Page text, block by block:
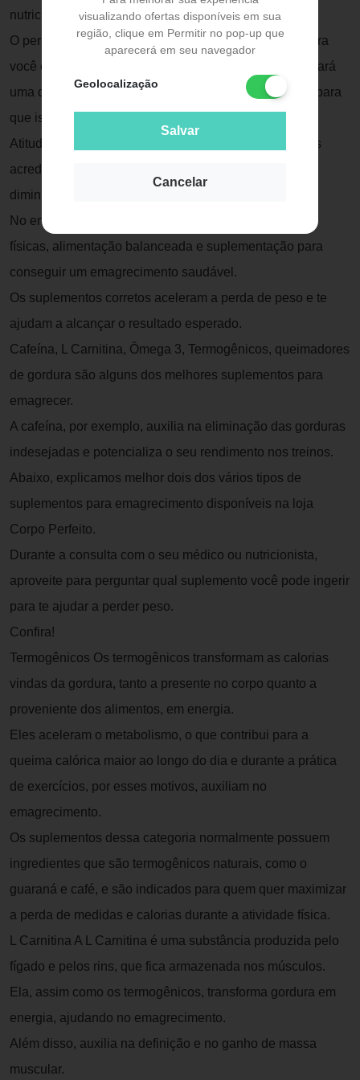
visualizando ofertas disponíveis em sua
região, clique em Permitir no pop-up que
aparecerá em seu navegador
Geolocalização
Salvar
Cancelar
nutricionistas.
O personal trainer irá montar o treino mais eficiente para
você emagrecer e, em paralelo, o nutricionista organizará
uma dieta equilibrada, com os nutrientes necessários para
que isso ocorra com saúde e sem passar fome.
Atitudes que ajudam o emagrecimento Muitas pessoas
acreditam que para emagrecer é necessário apenas
diminuir a quantidade de calorias que consomem.
No entanto, o correto é combinar prática de atividades
físicas, alimentação balanceada e suplementação para
conseguir um emagrecimento saudável.
Os suplementos corretos aceleram a perda de peso e te
ajudam a alcançar o resultado esperado.
Cafeína, L Carnitina, Ômega 3, Termogênicos, queimadores
de gordura são alguns dos melhores suplementos para
emagrecer.
A cafeína, por exemplo, auxilia na eliminação das gorduras
indesejadas e potencializa o seu rendimento nos treinos.
Abaixo, explicamos melhor dois dos vários tipos de
suplementos para emagrecimento disponíveis na loja
Corpo Perfeito.
Durante a consulta com o seu médico ou nutricionista,
aproveite para perguntar qual suplemento você pode ingerir
para te ajudar a perder peso.
Confira!
Termogênicos Os termogênicos transformam as calorias
vindas da gordura, tanto a presente no corpo quanto a
proveniente dos alimentos, em energia.
Eles aceleram o metabolismo, o que contribui para a
queima calórica maior ao longo do dia e durante a prática
de exercícios, por esses motivos, auxiliam no
emagrecimento.
Os suplementos dessa categoria normalmente possuem
ingredientes que são termogênicos naturais, como o
guaraná e café, e são indicados para quem quer maximizar
a perda de medidas e calorias durante a atividade física.
L Carnitina A L Carnitina é uma substância produzida pelo
fígado e pelos rins, que fica armazenada nos músculos.
Ela, assim como os termogênicos, transforma gordura em
energia, ajudando no emagrecimento.
Além disso, auxilia na definição e no ganho de massa
muscular.